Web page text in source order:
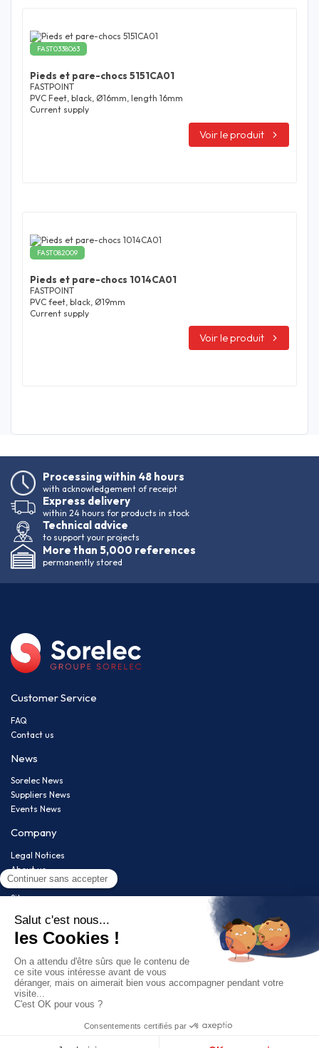
FAST0338063
Pieds et pare-chocs 5151CA01
FASTPOINT
PVC Feet, black, Ø16mm, length 16mm
Current supply
Voir le produit
FAST082009
Pieds et pare-chocs 1014CA01
FASTPOINT
PVC feet, black, Ø19mm
Current supply
Voir le produit
Processing within 48 hours
with acknowledgement of receipt
Express delivery
within 24 hours for products in stock
Technical advice
to support your projects
More than 5,000 references
permanently stored
Customer Service
FAQ
Contact us
News
Sorelec News
Suppliers News
Events News
Company
Legal Notices
About us
Privacy policy
Sitemap
Newsletter
Restez informé(e) de nos nouveautés !
Follow us